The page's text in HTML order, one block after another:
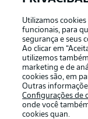
Oferecido por
Utilizamos
funcionais, para
segurança e seus
Ao clicar em
utilizemos
marketing e de
cookies são, em
Outras
Configurações de
onde você
cookies quan.